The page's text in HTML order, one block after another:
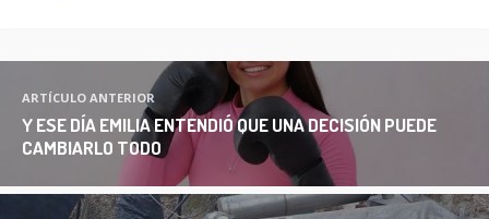
ARTÍCULO ANTERIOR
Y ESE DÍA EMILIA ENTENDIÓ QUE UNA DECISIÓN PUEDE
CAMBIARLO TODO